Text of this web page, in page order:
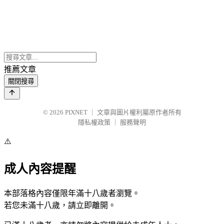
推薦文章
關閉搜尋
© 2026 PIXNET
文章與圖片權利屬原作者所有
隱私權政策
服務聲明
⚠️
成人內容提醒
本部落格內容僅限年滿十八歲者瀏覽。
若您未滿十八歲，請立即離開。